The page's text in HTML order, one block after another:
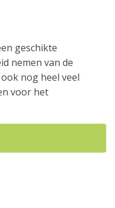
geschikte
nemen van de
nog heel veel
voor het